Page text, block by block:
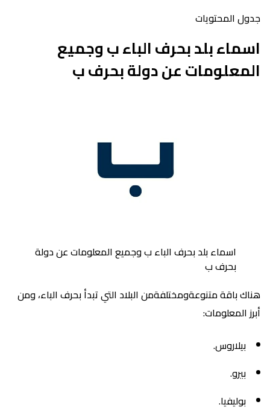
جدول المحتويات
اسماء بلد بحرف الباء ب وجميع
المعلومات عن دولة بحرف ب
اسماء بلد بحرف الباء ب وجميع المعلومات عن دولة
بحرف ب
هناك باقة متنوعةومختلفةمن البلاد التي تبدأ بحرف الباء، ومن
أبرز المعلومات:
بيلاروس.
بيرو.
بوليفيا.